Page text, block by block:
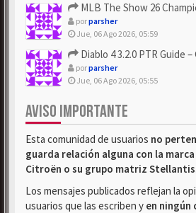
MLB The Show 26 Championship
porparsher
Jue, 06 Ago 2026, 05:59
Diablo 4 3.2.0 PTR Guide – Get
porparsher
Jue, 06 Ago 2026, 05:55
AVISO IMPORTANTE
Esta comunidad de usuarios no
guarda relación alguna con la
Citroën o su grupo matriz Stellantis
Los mensajes publicados reflejan la
usuarios que las escriben y en ningún